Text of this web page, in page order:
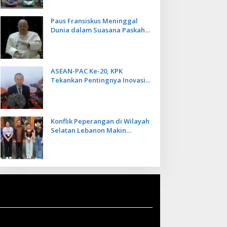
Paus Fransiskus Meninggal
Dunia dalam Suasana Paskah
ASEAN-PAC Ke-20, KPK
Tekankan Pentingnya Inovasi
Konflik Peperangan di Wilayah
Selatan Lebanon Makin